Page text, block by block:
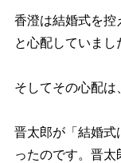
香澄は結婚式を控
と心配していまし
そしてその心配は
晋太郎が「結婚式
ったのです。晋